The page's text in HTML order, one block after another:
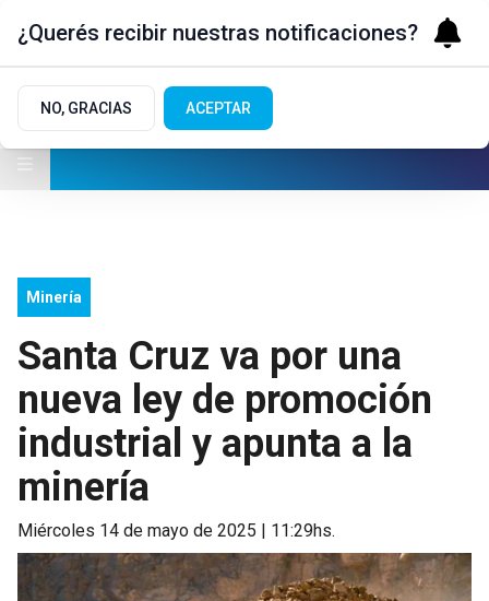
Minería
Santa Cruz va por una
nueva ley de promoción
industrial y apunta a la
minería
miércoles 14 de mayo de 2025 | 11:29hs.
¿Querés recibir nuestras notificaciones?
NO, GRACIAS ACEPTAR